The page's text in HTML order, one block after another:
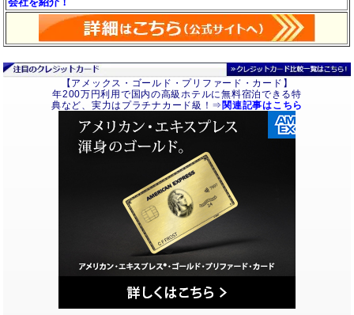
【アメックス・ゴールド・プリファード・カード】
年200万円利用で国内の高級ホテルに無料宿泊できる特
典など、実力はプラチナカード級！⇒ 関連記事はこちら